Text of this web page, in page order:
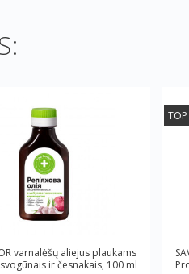
varnalėšų aliejus plaukams
ir česnakais, 100 ml
TOP